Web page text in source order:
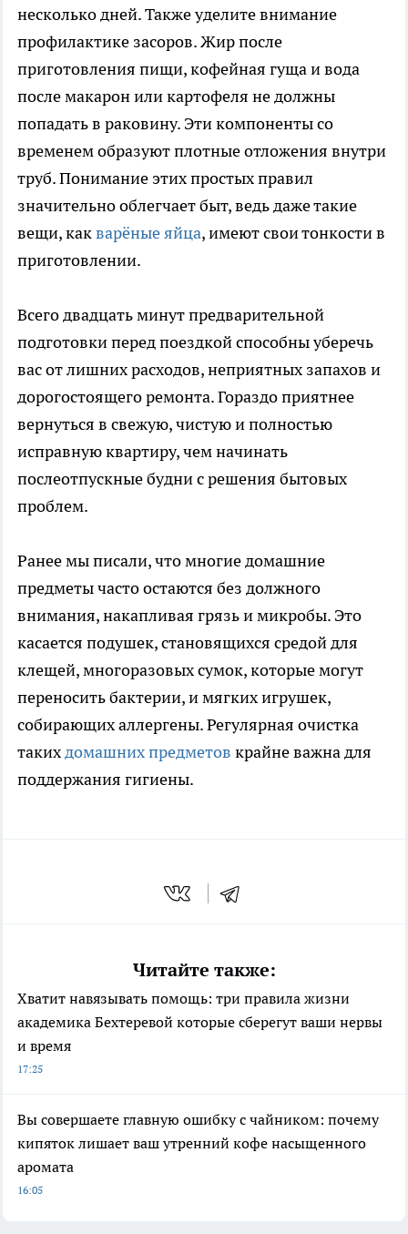
несколько дней. Также уделите внимание
профилактике засоров. Жир после
приготовления пищи, кофейная гуща и вода
после макарон или картофеля не должны
попадать в раковину. Эти компоненты со
временем образуют плотные отложения внутри
труб. Понимание этих простых правил
значительно облегчает быт, ведь даже такие
вещи, какварёные яйца, имеют свои тонкости в
приготовлении.
Всего двадцать минут предварительной
подготовки перед поездкой способны уберечь
вас от лишних расходов, неприятных запахов и
дорогостоящего ремонта. Гораздо приятнее
вернуться в свежую, чистую и полностью
исправную квартиру, чем начинать
послеотпускные будни с решения бытовых
проблем.
Ранее мы писали, что многие домашние
предметы часто остаются без должного
внимания, накапливая грязь и микробы. Это
касается подушек, становящихся средой для
клещей, многоразовых сумок, которые могут
переносить бактерии, и мягких игрушек,
собирающих аллергены. Регулярная очистка
такихдомашних предметов крайне важна для
поддержания гигиены.
Читайте также:
Хватит навязывать помощь: три правила жизни
академика Бехтеревой которые сберегут ваши нервы
и время
17:25
Вы совершаете главную ошибку с чайником: почему
кипяток лишает ваш утренний кофе насыщенного
аромата
16:05